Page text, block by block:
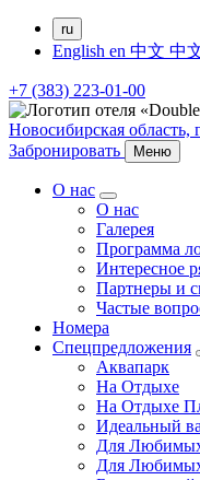
ru
English en 中文 中
+7 (383) 223-01-00
Новосибирская область,
Забронировать
Меню
О нас
О нас
Галерея
Программа
Интересное
Партнеры и
Частые
Номера
Спецпредложения
Аквапарк
На Отдыхе
На Отдыхе
Идеальный
Для
Для